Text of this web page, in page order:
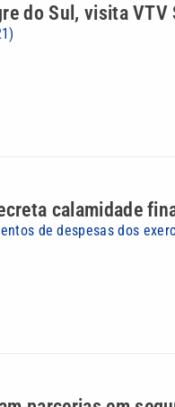
do Sul, visita VTV
calamidade
de despesas dos